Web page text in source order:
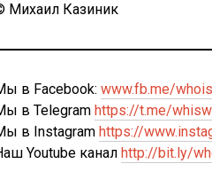
Михаил Казиник
в Facebook: www.fb.me/
в Telegram https://t.me/
в Instagram https://
Youtube канал http://bit.ly/